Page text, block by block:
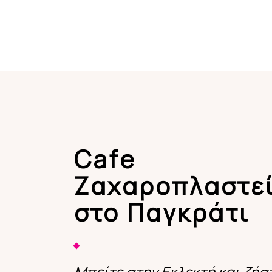
Cafe
στο Παγκράτι